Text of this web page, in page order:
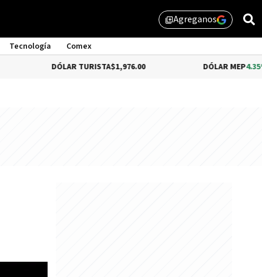
library_addAgreganos
Tecnología
Comex
DÓLAR TURISTA$1,976.00 DÓLAR MEP4.35%